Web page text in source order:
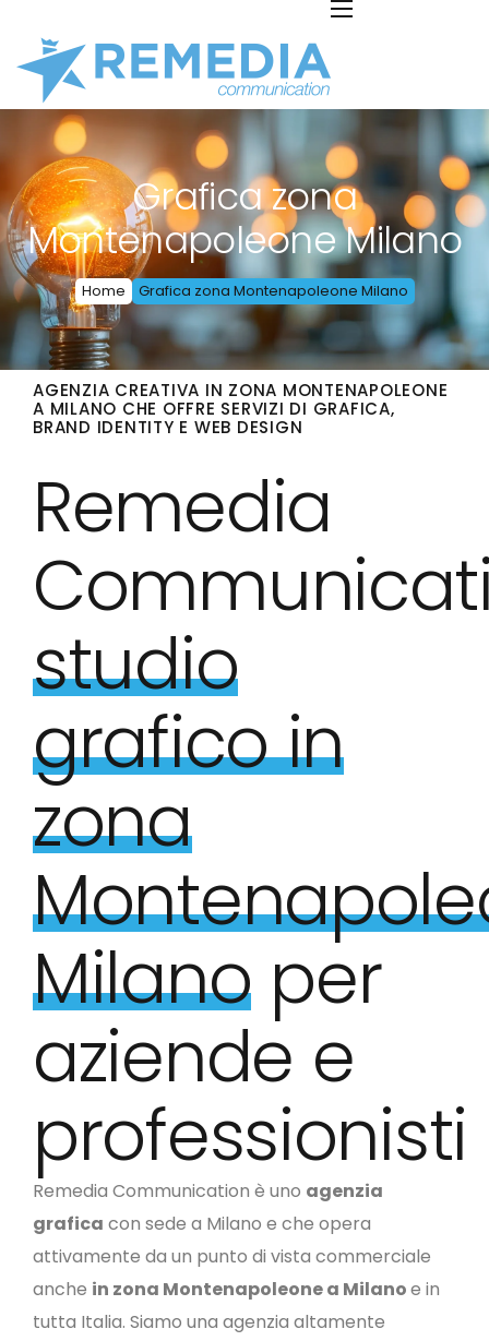
Grafica zona
Montenapoleone Milano
Home Grafica zona Montenapoleone Milano
AGENZIA CREATIVA IN ZONA MONTENAPOLEONE
A MILANO CHE OFFRE SERVIZI DI GRAFICA,
BRAND IDENTITY E WEB DESIGN
Remedia
studio
grafico in
zona
Milano per
aziende e
professionisti
Remedia Communication è uno agenzia
grafica con sede a Milano e che opera
attivamente da un punto di vista commerciale
anche in zona Montenapoleone a Milanoe in
tutta Italia. Siamo una agenzia altamente